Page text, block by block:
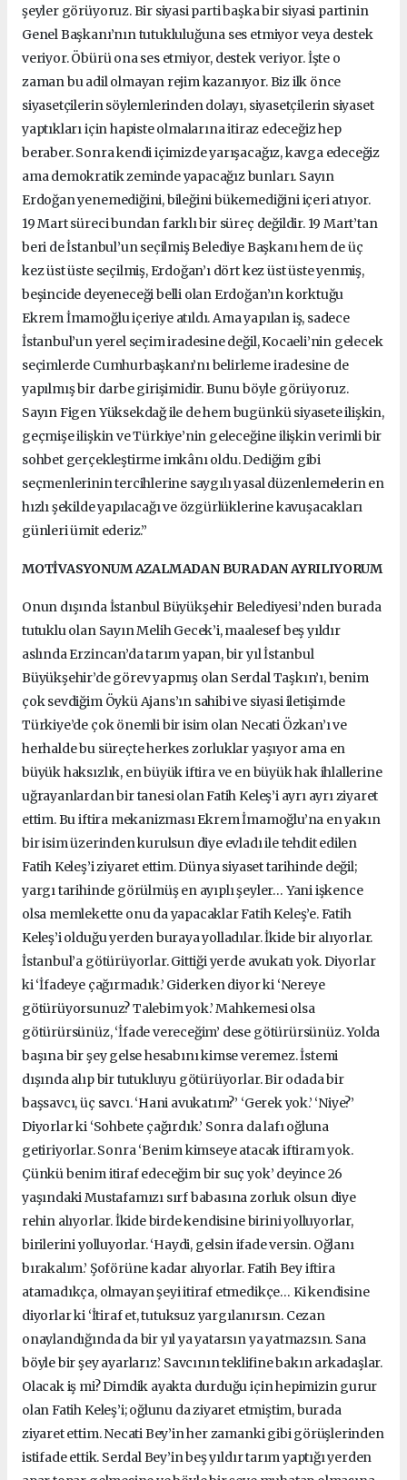
şeyler görüyoruz. Bir siyasi parti başka bir siyasi partinin
Genel Başkanı’nın tutukluluğuna ses etmiyor veya destek
veriyor. Öbürü ona ses etmiyor, destek veriyor. İşte o
zaman bu adil olmayan rejim kazanıyor. Biz ilk önce
siyasetçilerin söylemlerinden dolayı, siyasetçilerin siyaset
yaptıkları için hapiste olmalarına itiraz edeceğiz hep
beraber. Sonra kendi içimizde yarışacağız, kavga edeceğiz
ama demokratik zeminde yapacağız bunları. Sayın
Erdoğan yenemediğini, bileğini bükemediğini içeri atıyor.
19 Mart süreci bundan farklı bir süreç değildir. 19 Mart’tan
beri de İstanbul’un seçilmiş Belediye Başkanı hem de üç
kez üst üste seçilmiş, Erdoğan’ı dört kez üst üste yenmiş,
beşincide deyeneceği belli olan Erdoğan’ın korktuğu
Ekrem İmamoğlu içeriye atıldı. Ama yapılan iş, sadece
İstanbul’un yerel seçim iradesine değil, Kocaeli’nin gelecek
seçimlerde Cumhurbaşkanı’nı belirleme iradesine de
yapılmış bir darbe girişimidir. Bunu böyle görüyoruz.
Sayın Figen Yüksekdağ ile de hem bugünkü siyasete ilişkin,
geçmişe ilişkin ve Türkiye’nin geleceğine ilişkin verimli bir
sohbet gerçekleştirme imkânı oldu. Dediğim gibi
seçmenlerinin tercihlerine saygılı yasal düzenlemelerin en
hızlı şekilde yapılacağı ve özgürlüklerine kavuşacakları
günleri ümit ederiz.”
MOTİVASYONUM AZALMADAN BURADAN AYRILIYORUM
Onun dışında İstanbul Büyükşehir Belediyesi’nden burada
tutuklu olan Sayın Melih Gecek’i, maalesef beş yıldır
aslında Erzincan’da tarım yapan, bir yıl İstanbul
Büyükşehir’de görev yapmış olan Serdal Taşkın’ı, benim
çok sevdiğim Öykü Ajans’ın sahibi ve siyasi iletişimde
Türkiye’de çok önemli bir isim olan Necati Özkan’ı ve
herhalde bu süreçte herkes zorluklar yaşıyor ama en
büyük haksızlık, en büyük iftira ve en büyük hak ihlallerine
uğrayanlardan bir tanesi olan Fatih Keleş’i ayrı ayrı ziyaret
ettim. Bu iftira mekanizması Ekrem İmamoğlu’na en yakın
bir isim üzerinden kurulsun diye evladı ile tehdit edilen
Fatih Keleş’i ziyaret ettim. Dünya siyaset tarihinde değil;
yargı tarihinde görülmüş en ayıplı şeyler… Yani işkence
olsa memlekette onu da yapacaklar Fatih Keleş’e. Fatih
Keleş’i olduğu yerden buraya yolladılar. İkide bir alıyorlar.
İstanbul’a götürüyorlar. Gittiği yerde avukatı yok. Diyorlar
ki ‘İfadeye çağırmadık.’ Giderken diyor ki ‘Nereye
götürüyorsunuz? Talebim yok.’ Mahkemesi olsa
götürürsünüz, ‘İfade vereceğim’ dese götürürsünüz. Yolda
başına bir şey gelse hesabını kimse veremez. İstemi
dışında alıp bir tutukluyu götürüyorlar. Bir odada bir
başsavcı, üç savcı. ‘Hani avukatım?’ ‘Gerek yok.’ ‘Niye?’
Diyorlar ki ‘Sohbete çağırdık.’ Sonra da lafı oğluna
getiriyorlar. Sonra ‘Benim kimseye atacak iftiram yok.
Çünkü benim itiraf edeceğim bir suç yok’ deyince 26
yaşındaki Mustafamızı sırf babasına zorluk olsun diye
rehin alıyorlar. İkide birde kendisine birini yolluyorlar,
birilerini yolluyorlar. ‘Haydi, gelsin ifade versin. Oğlanı
bırakalım.’ Şoförüne kadar alıyorlar. Fatih Bey iftira
atamadıkça, olmayan şeyi itiraf etmedikçe… Ki kendisine
diyorlar ki ‘İtiraf et, tutuksuz yargılanırsın. Cezan
onaylandığında da bir yıl ya yatarsın ya yatmazsın. Sana
böyle bir şey ayarlarız.’ Savcının teklifine bakın arkadaşlar.
Olacak iş mi? Dimdik ayakta durduğu için hepimizin gurur
olan Fatih Keleş’i; oğlunu da ziyaret etmiştim, burada
ziyaret ettim. Necati Bey’in her zamanki gibi görüşlerinden
istifade ettik. Serdal Bey’in beş yıldır tarım yaptığı yerden